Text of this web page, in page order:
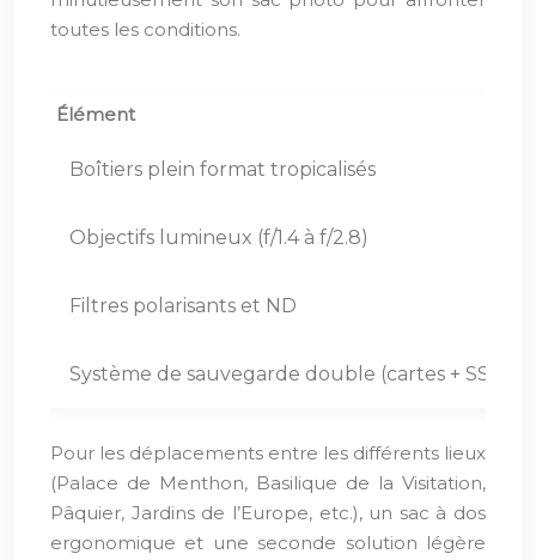
toutes les conditions.
Élément
Boîtiers plein format tropicalisés
Objectifs lumineux (f/1.4 à f/2.8)
Filtres polarisants et ND
Système de sauvegarde double (cartes + SSD)
Pour les déplacements entre les différents lieux
(Palace de Menthon, Basilique de la Visitation,
Pâquier, Jardins de l’Europe, etc.), un sac à dos
ergonomique et une seconde solution légère